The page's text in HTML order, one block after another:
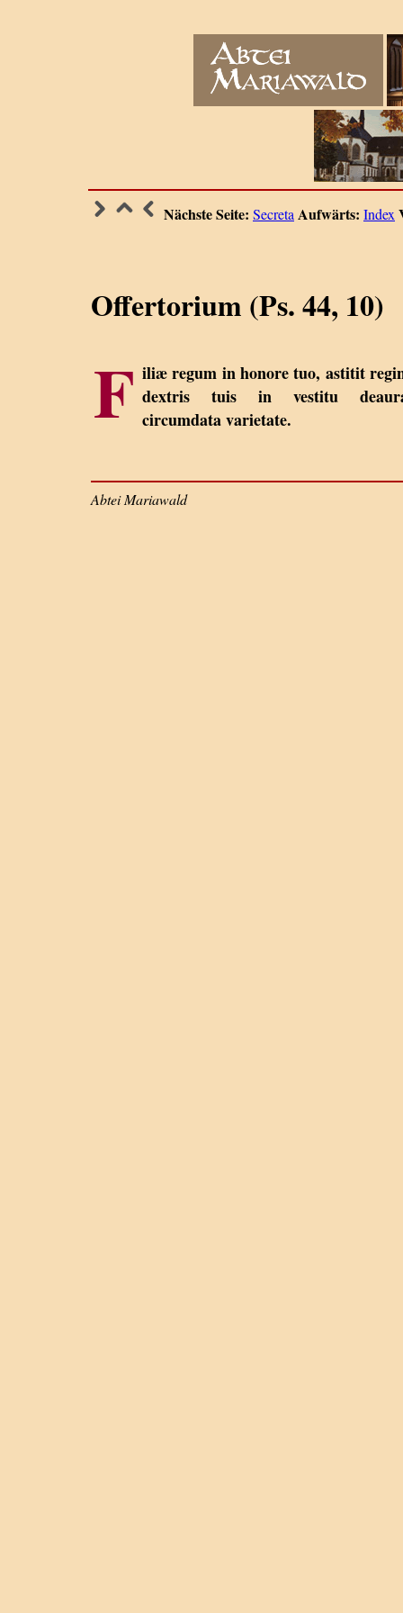
Nächste Seite: Secreta Aufwärts: Index
Offertorium (Ps. 44, 10)
F iliæ regum in honore tuo, astitit
dextris tuis in vestitu
circumdata varietate.
Abtei Mariawald